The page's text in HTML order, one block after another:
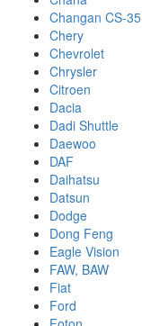
Changan CS-35
Chery
Chevrolet
Chrysler
Citroen
Dacia
Dadi Shuttle
Daewoo
DAF
Daihatsu
Datsun
Dodge
Dong Feng
Eagle Vision
FAW, BAW
Fiat
Ford